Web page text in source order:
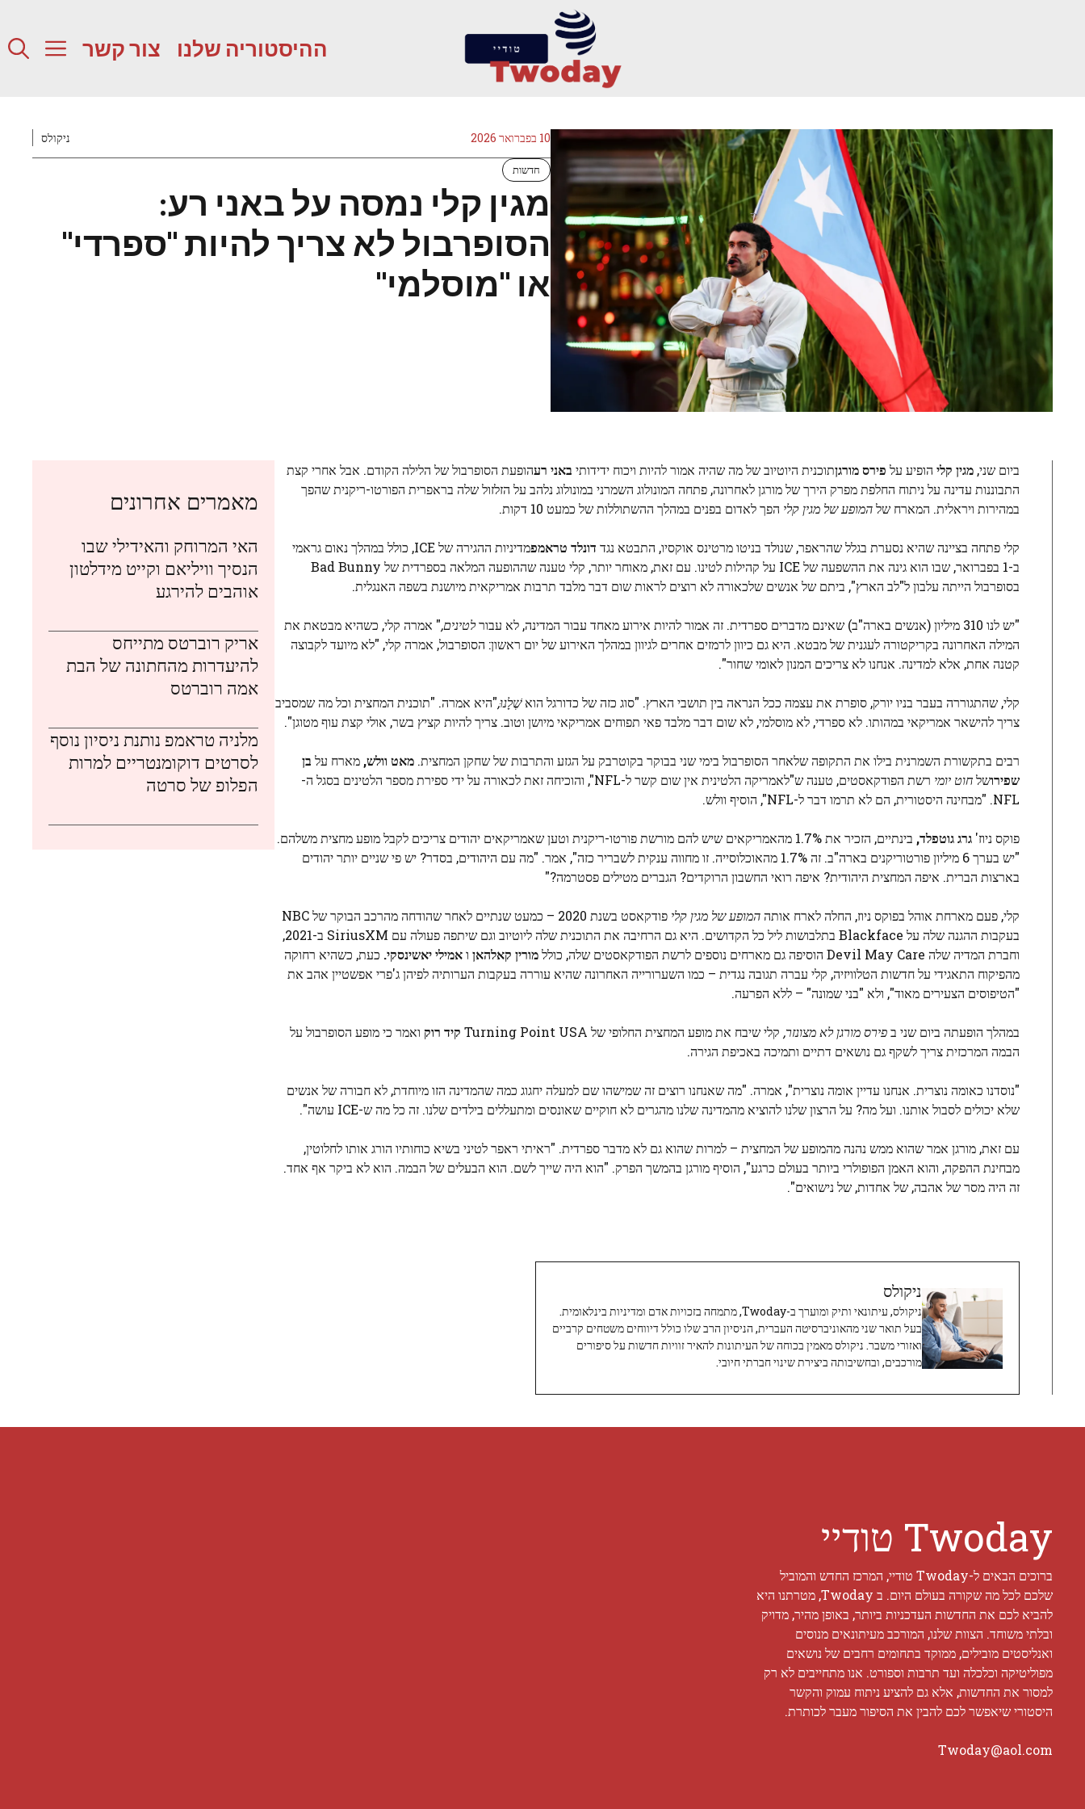
ההיסטוריה שלנו צור קשר
10 בפברואר 2026 ניקולס
חדשות
מגין קלי נמסה על באני רע:
הסופרבול לא צריך להיות "ספרדי"
או "מוסלמי"
ביום שני, מגין קלי הופיע על פירס מורגןתוכנית היוטיוב של מה שהיה אמור להיות ויכוח ידידותי באני רעהופעת הסופרבול של הלילה הקודם. אבל אחרי קצת
התבוננות עדינה על ניתוח החלפת מפרק הירך של מורגן לאחרונה, פתחה המונולוג השמרני במונולוג נלהב על הזלזול שלה בראפרית הפורטו-ריקנית שהפך
במהירות ויראלית. המארח שלהמופע של מגין קלי הפך לאדום בפנים במהלך ההשתוללות של כמעט 10 דקות.
קלי פתחה בציינה שהיא נסערת בגלל שהראפר, שנולד בניטו מרטינס אוקסיו, התבטא נגד דונלד טראמפ
מדיניות ההגירה של ICE, כולל במהלך נאום גראמי
ב-1 בפברואר, שבו הוא גינה את ההשפעה של ICE על קהילות לטינו. עם זאת, מאוחר יותר, קלי טענה שההופעה המלאה בספרדית של Bad Bunny
בסופרבול הייתה עלבון ל"לב הארץ", ביתם של אנשים שלכאורה לא רוצים לראות שום דבר מלבד תרבות אמריקאית מיושנת בשפה האנגלית.
"יש לנו 310 מיליון (אנשים בארה"ב) שאינם מדברים ספרדית. זה אמור להיות אירוע מאחד עבור המדינה, לא עבור לטינים," אמרה קלי, כשהיא מבטאת את
המילה האחרונה בקריקטורה לעגנית של מבטא. היא גם כיוון לרמזים אחרים לגיוון במהלך האירוע של יום ראשון: הסופרבול, אמרה קלי, "לא מיועד לקבוצה
קטנה אחת, אלא למדינה. אנחנו לא צריכים המנון לאומי שחור".
קלי, שהתגוררה בעבר בניו יורק, סופרת את עצמה ככל הנראה בין תושבי הארץ. "סוג כזה של כדורגל הואשֶׁלָנוּ,"היא אמרה. "תוכנית המחצית וכל מה שמסביב
צריך להישאר אמריקאי במהותו. לא ספרדי, לא מוסלמי, לא שום דבר מלבד פאי תפוחים אמריקאי מיושן וטוב. צריך להיות קציץ בשר, אולי קצת עוף מטוגן".
רבים בתקשורת השמרנית בילו את התקופה שלאחר הסופרבול בימי שני בבוקר בקוטרבק על הגזע והתרבות של שחקן המחצית. מאט וולש, מארח על בן
שפירושלחוט יומי
רשת הפודקאסטים, טענה ש"לאמריקה הלטינית אין שום קשר ל-NFL", והוכיחה זאת לכאורה על ידי ספירת מספר הלטינים בסגל ה-
NFL. "מבחינה היסטורית, הם לא תרמו דבר ל-NFL", הוסיף וולש.
פוקס ניוז' גרג גוטפלד,
בינתיים, הזכיר את 1.7% מהאמריקאים שיש להם מורשת פורטו-ריקנית וטען שאמריקאים יהודים צריכים לקבל מופע מחצית משלהם.
"יש בערך 6 מיליון פורטוריקנים בארה"ב. זה 1.7% מהאוכלוסייה. זו מחווה ענקית לשבריר כזה", אמר. "מה עם היהודים, בסדר? יש פי שניים יותר יהודים
בארצות הברית. איפה המחצית היהודית? איפה רואי החשבון הרוקדים? הגברים מטילים פסטרמה?"
קלי, פעם מארחת אוהל בפוקס ניוז, החלה לארח אותההמופע של מגין קלי
פודקאסט בשנת 2020 – כמעט שנתיים לאחר שהודחה מהרכב הבוקר של NBC
בעקבות ההגנה שלה על Blackface בתלבושות ליל כל הקדושים. היא גם הרחיבה את התוכנית שלה ליוטיוב וגם שיתפה פעולה עם SiriusXM ב-2021,
וחברת המדיה שלה Devil May Care הוסיפה גם מארחים נוספים לרשת הפודקאסטים שלה, כולל
מורין קאלהאן ואמילי יאשינסקי. כעת, כשהיא רחוקה
מהפיקוח התאגידי על חדשות הטלוויזיה, קלי עברה תגובה נגדית – כמו השערורייה האחרונה שהיא עוררה בעקבות הערותיה לפיהן ג'פרי אפשטיין אהב את
"הטיפוסים הצעירים מאוד", ולא "בני שמונה" – ללא הפרעה.
במהלך הופעתה ביום שני בפירס מורגן לא מצונזר, קלי שיבח את מופע המחצית החלופי של Turning Point USA קיד רוק ואמר כי מופע הסופרבול על
הבמה המרכזית צריך לשקף גם נושאים דתיים ותמיכה באכיפת הגירה.
"נוסדנו כאומה נוצרית. אנחנו עדיין אומה נוצרית", אמרה. "מה שאנחנו רוצים זה שמישהו שם למעלה יחגוג כמה שהמדינה הזו מיוחדת, לא חבורה של אנשים
שלא יכולים לסבול אותנו. ועל מה? על הרצון שלנו להוציא מהמדינה שלנו מהגרים לא חוקיים שאונסים ומתעללים בילדים שלנו. זה כל מה ש-ICE עושה".
עם זאת, מורגן אמר שהוא ממש נהנה מהמופע של המחצית – למרות שהוא גם לא מדבר ספרדית. "ראיתי ראפר לטיני בשיא כוחותיו הורג אותו לחלוטין,
מבחינת ההפקה, והוא האמן הפופולרי ביותר בעולם כרגע", הוסיף מורגן בהמשך הפרק. "הוא היה שייך לשם. הוא הבעלים של הבמה. הוא לא ביקר אף אחד.
זה היה מסר של אהבה, של אחדות, של נישואים".
ניקולס
ניקולס, עיתונאי ותיק ומוערך ב-Twoday, מתמחה בזכויות אדם ומדיניות בינלאומית.
בעל תואר שני מהאוניברסיטה העברית, הניסיון הרב שלו כולל דיווחים משטחים קרביים
ואזורי משבר. ניקולס מאמין בכוחה של העיתונות להאיר זוויות חדשות על סיפורים
מורכבים, ובחשיבותה ביצירת שינוי חברתי חיובי.
מאמרים אחרונים
האי המרוחק והאידילי שבו
הנסיך וויליאם וקייט מידלטון
אוהבים להירגע
אריק רוברטס מתייחס
להיעדרות מהחתונה של הבת
אמה רוברטס
מלניה טראמפ נותנת ניסיון נוסף
לסרטים דוקומנטריים למרות
הפלופ של סרטה
Twoday טודיי
ברוכים הבאים ל-Twoday טודיי, המרכז החדש והמוביל
שלכם לכל מה שקורה בעולם היום. ב Twoday, מטרתנו היא
להביא לכם את החדשות העדכניות ביותר, באופן מהיר, מדויק
ובלתי משוחד. הצוות שלנו, המורכב מעיתונאים מנוסים
ואנליסטים מובילים, ממוקד בתחומים רחבים של נושאים
מפוליטיקה וכלכלה ועד תרבות וספורט. אנו מתחייבים לא רק
למסור את החדשות, אלא גם להציע ניתוח עמוק והקשר
היסטורי שיאפשר לכם להבין את הסיפור מעבר לכותרת.
Twoday@aol.com